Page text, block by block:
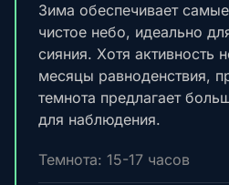
Зима обеспечивает
чистое небо, идеально
сияния. Хотя активность
месяцы равноденствия,
темнота предлагает
для наблюдения.
Темнота: 15-17 часов